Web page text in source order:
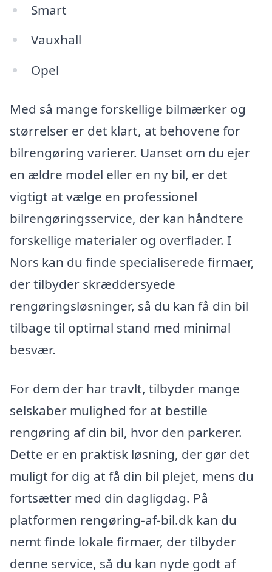
Smart
Vauxhall
Opel
Med så mange forskellige bilmærker og
størrelser er det klart, at behovene for
bilrengøring varierer. Uanset om du ejer
en ældre model eller en ny bil, er det
vigtigt at vælge en professionel
bilrengøringsservice, der kan håndtere
forskellige materialer og overflader. I
Nors kan du finde specialiserede firmaer,
der tilbyder skræddersyede
rengøringsløsninger, så du kan få din bil
tilbage til optimal stand med minimal
besvær.
For dem der har travlt, tilbyder mange
selskaber mulighed for at bestille
rengøring af din bil, hvor den parkerer.
Dette er en praktisk løsning, der gør det
muligt for dig at få din bil plejet, mens du
fortsætter med din dagligdag. På
platformen rengøring-af-bil.dk kan du
nemt finde lokale firmaer, der tilbyder
denne service, så du kan nyde godt af